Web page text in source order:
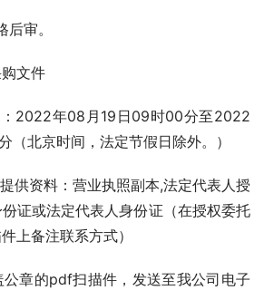
审。
文件
：2022年08月19日09时00分至2022
（北京时间，法定节假日除外。）
供资料：营业执照副本,法定代表人授
证或法定代表人身份证（在授权委托
上备注联系方式）
章的pdf扫描件，发送至我公司电子